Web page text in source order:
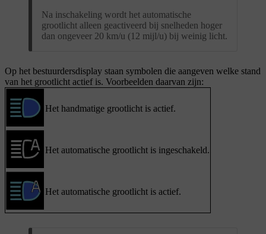
Na inschakeling wordt het automatische
grootlicht alleen geactiveerd bij snelheden hoger
dan ongeveer 20 km/u (12 mijl/u) bij weinig licht.
Op het bestuurdersdisplay staan symbolen die aangeven welke stand
van het grootlicht actief is. Voorbeelden daarvan zijn:
Het handmatige grootlicht is actief.
Het automatische grootlicht is ingeschakeld.
Het automatische grootlicht is actief.